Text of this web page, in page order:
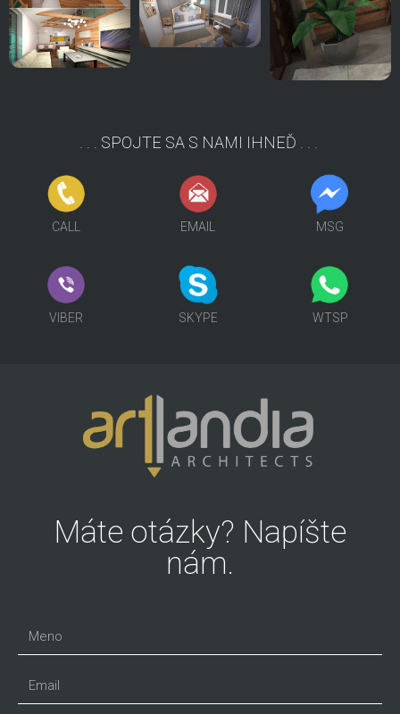
. . . SPOJTE SA S NAMI IHNEĎ . . .
FCB
CALL
SKP
EMAIL
MSG
MSG
VIBER
VIBER
SKP
SKYPE
MSG
WTSP
Máte otázky? Napíšte
nám.